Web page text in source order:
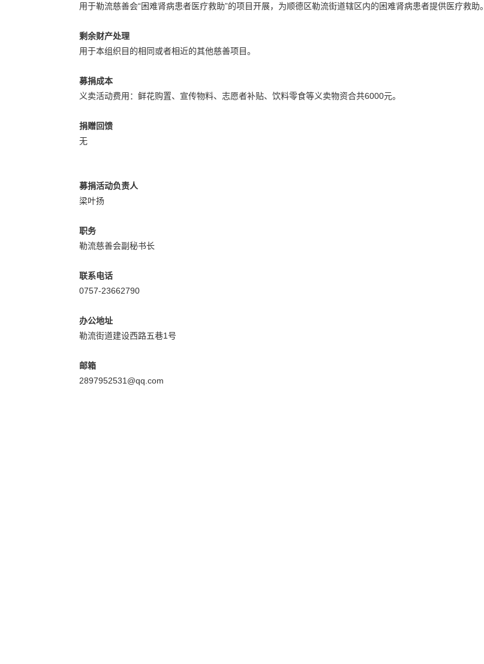
用于勒流慈善会“困难肾病患者医疗救助”的项目开展，为顺德区勒流街道辖区内的困难肾病患者提供医疗救助。
剩余财产处理
用于本组织目的相同或者相近的其他慈善项目。
募捐成本
义卖活动费用：鲜花购置、宣传物料、志愿者补贴、饮料零食等义卖物资合共6000元。
捐赠回馈
无
募捐活动负责人
梁叶扬
职务
勒流慈善会副秘书长
联系电话
0757-23662790
办公地址
勒流街道建设西路五巷1号
邮箱
2897952531@qq.com